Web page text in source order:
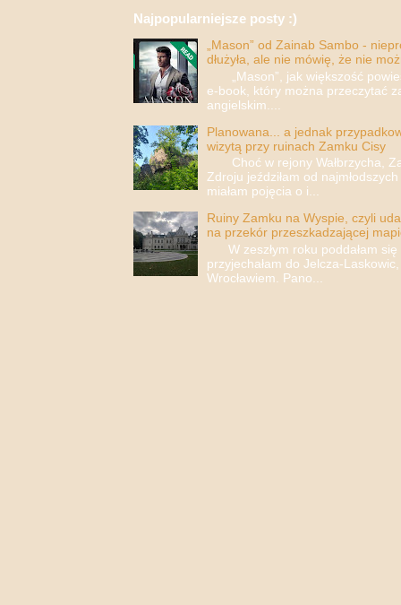
Najpopularniejsze posty :)
„Mason” od Zainab Sambo -
dłużyła, ale nie mówię, że nie
„Mason”, jak większość
e-book, który można przeczytać
angielskim....
Planowana... a jednak
wizytą przy ruinach Zamku Cisy
Choć w rejony Wałbrzycha,
Zdroju jeździłam od
miałam pojęcia o i...
Ruiny Zamku na Wyspie, czyli
na przekór przeszkadzającej
W zeszłym roku poddałam się
przyjechałam do Jelcza-
Wrocławiem. Pano...